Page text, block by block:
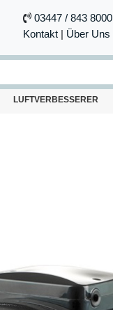
03447 / 843 8000
Kontakt| Über Uns
LUFTVERBESSERER